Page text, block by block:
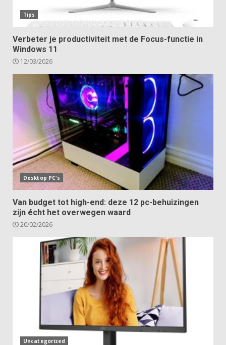
Tips
Verbeter je productiviteit met de Focus-functie in
Windows 11
12/03/2026
Desktop PC's
Van budget tot high-end: deze 12 pc-behuizingen
zijn écht het overwegen waard
20/02/2026
Uncategorized